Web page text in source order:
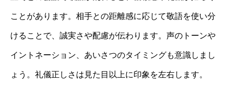
ことがあります。相手との距離感に応じて敬語を使い分
けることで、誠実さや配慮が伝わります。声のトーンや
イントネーション、あいさつのタイミングも意識しまし
ょう。礼儀正しさは見た目以上に印象を左右します。